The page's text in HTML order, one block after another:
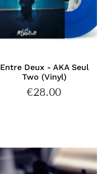
Entre Deux - AKA Seul
Two (Vinyl)
Prix
€28.00